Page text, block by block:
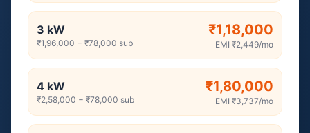
3 kW
₹1,96,000 − ₹78,000 sub
₹1,18,000
EMI ₹2,449/mo
4 kW
₹2,58,000 − ₹78,000 sub
₹1,80,000
EMI ₹3,737/mo